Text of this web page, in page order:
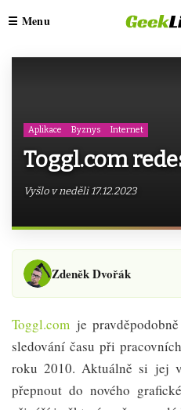
Aplikace Byznys Internet
Toggl.com
Vyšlo v neděli 17.12.2023
Zdeněk Dvořák
Toggl.com je
sledování času při
roku 2010. Aktuálně si jej
přepnout do nového